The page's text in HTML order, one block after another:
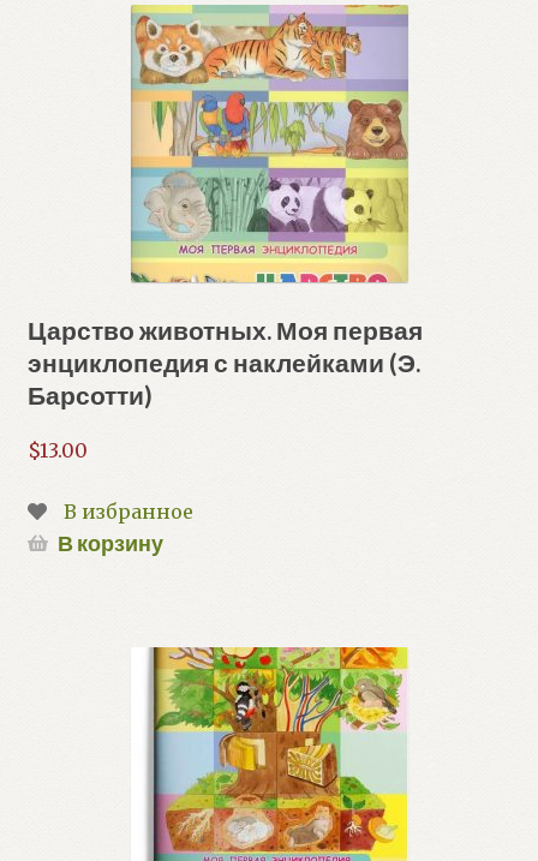
Царство животных. Моя первая
энциклопедия с наклейками (Э.
Барсотти)
$13.00
В избранное
В корзину